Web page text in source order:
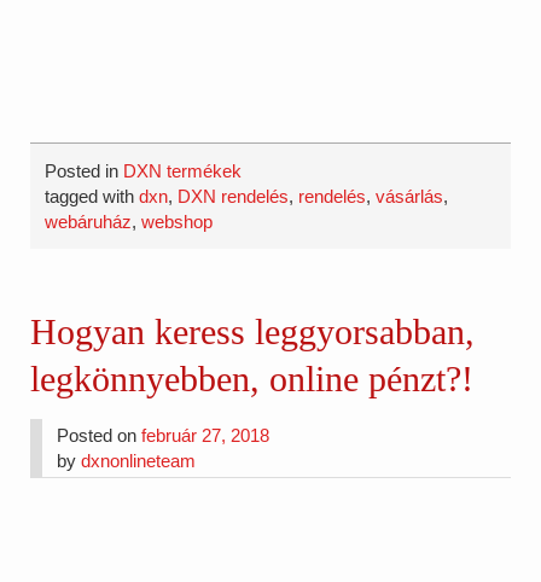
Posted in DXN termékek
tagged withdxn, DXN rendelés, rendelés,vásárlás,
webáruház,webshop
Hogyan keress leggyorsabban,
legkönnyebben, online pénzt?!
Posted onfebruár 27, 2018
bydxnonlineteam